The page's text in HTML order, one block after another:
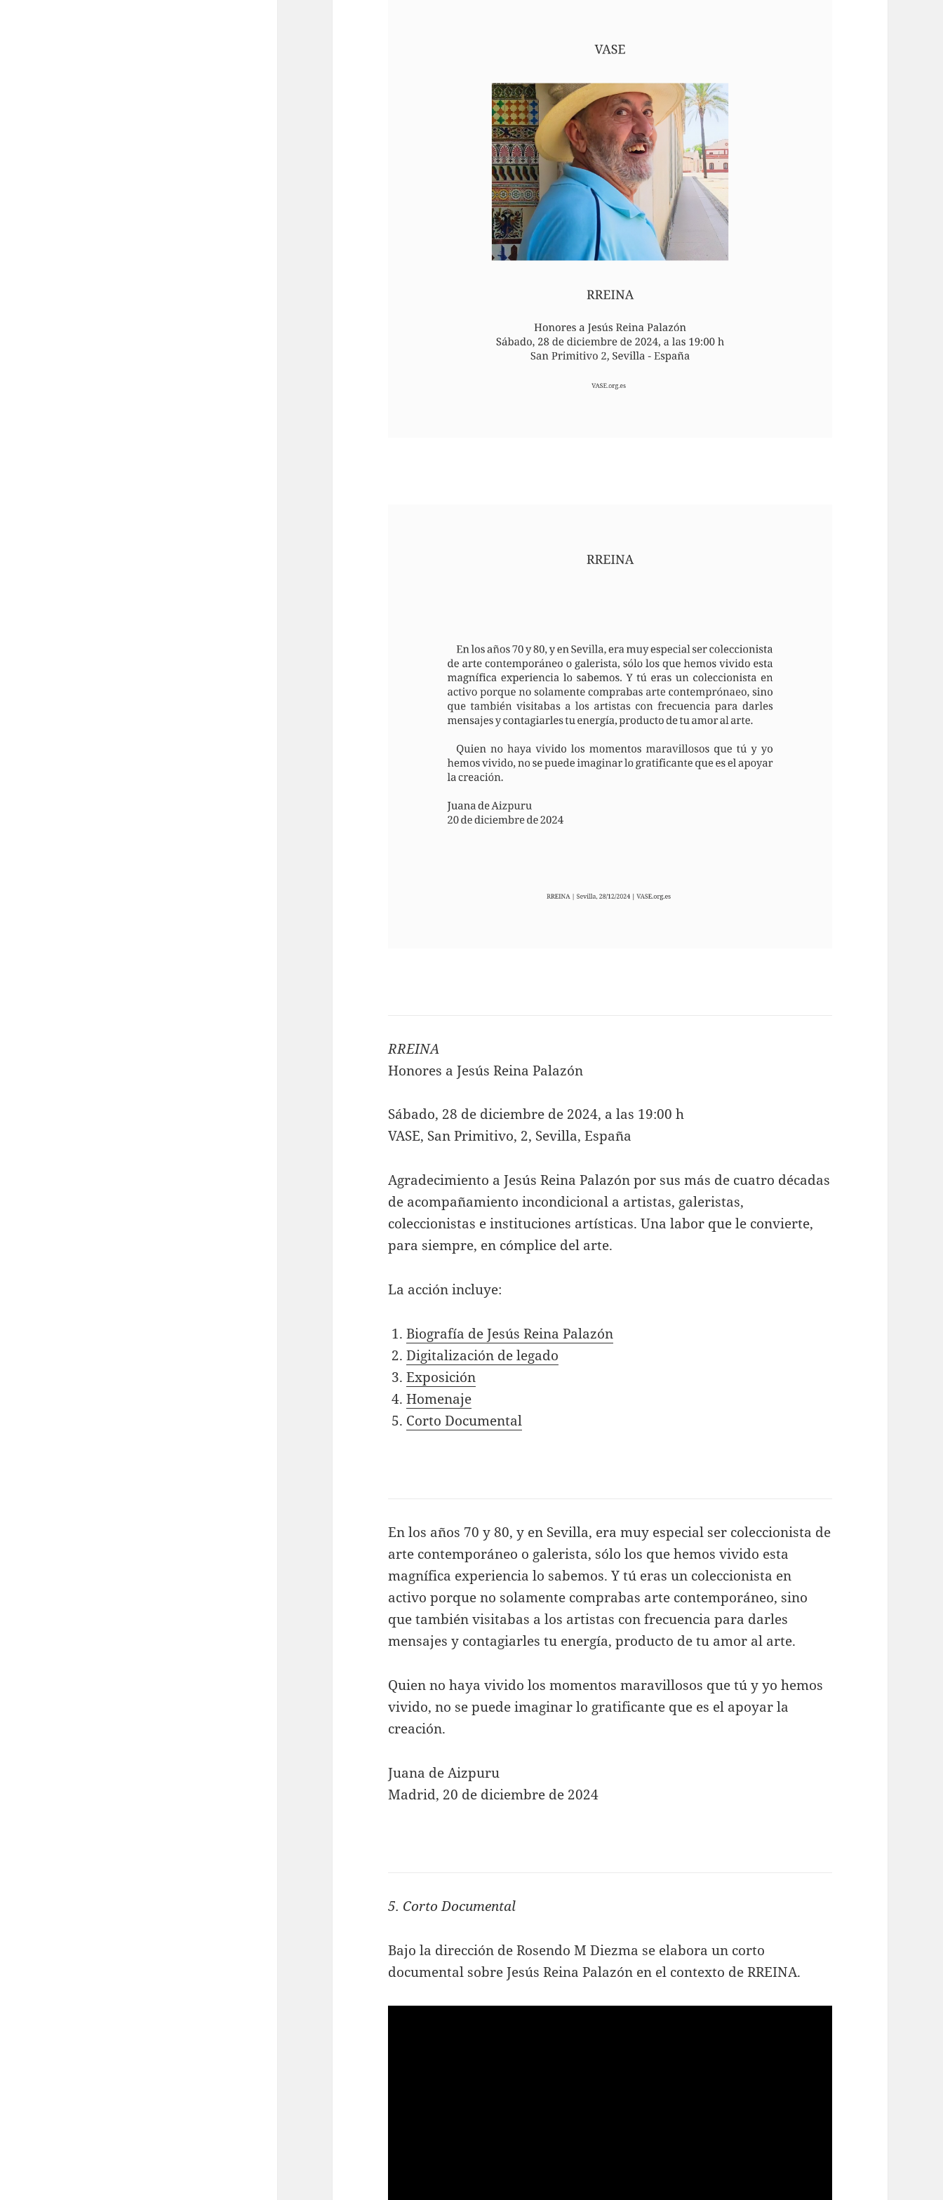
RREINA
Honores a Jesús Reina Palazón
Sábado, 28 de diciembre de 2024, a las 19:00 h
VASE, San Primitivo, 2, Sevilla, España
Agradecimiento a Jesús Reina Palazón por sus más de cuatro décadas
de acompañamiento incondicional a artistas, galeristas,
coleccionistas e instituciones artísticas. Una labor que le convierte,
para siempre, en cómplice del arte.
La acción incluye:
Biografía de Jesús Reina Palazón
Digitalización de legado
Exposición
Homenaje
Corto Documental
En los años 70 y 80, y en Sevilla, era muy especial ser coleccionista de
arte contemporáneo o galerista, sólo los que hemos vivido esta
magnífica experiencia lo sabemos. Y tú eras un coleccionista en
activo porque no solamente comprabas arte contemporáneo, sino
que también visitabas a los artistas con frecuencia para darles
mensajes y contagiarles tu energía, producto de tu amor al arte.
Quien no haya vivido los momentos maravillosos que tú y yo hemos
vivido, no se puede imaginar lo gratificante que es el apoyar la
creación.
Juana de Aizpuru
Madrid, 20 de diciembre de 2024
5. Corto Documental
Bajo la dirección de Rosendo M Diezma se elabora un corto
documental sobre Jesús Reina Palazón en el contexto de RREINA.